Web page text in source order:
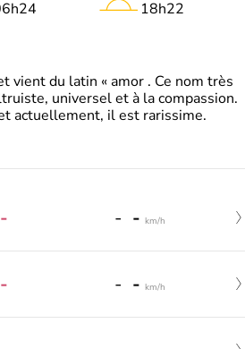
18h22
vient du latin « amor . Ce nom très
universel et à la compassion.
actuellement, il est rarissime.
- - - km/h
- - - km/h